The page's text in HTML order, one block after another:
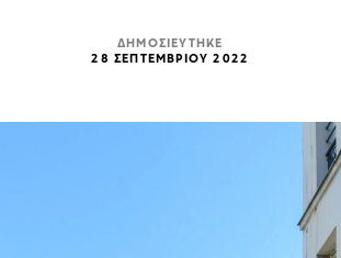
ΔΗΜΟΣΙΕΥΤΗΚΕ
28 ΣΕΠΤΕΜΒΡΙΟΥ 2022